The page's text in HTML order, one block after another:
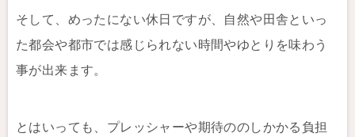
そして、めったにない休日ですが、自然や田舎といっ
た都会や都市では感じられない時間やゆとりを味わう
事が出来ます。
とはいっても、プレッシャーや期待ののしかかる負担